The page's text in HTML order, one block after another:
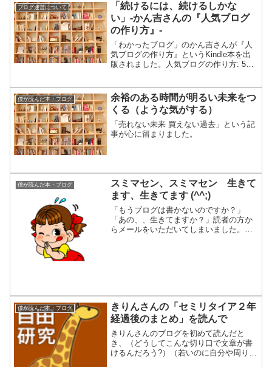
ブログ運営について
「続けるには、続けるしかな
い」-かん吉さんの『人気ブログ
の作り方』-
「わかったブログ」のかん吉さんが『人
気ブログの作り方』というKindle本を出
版されました。人気ブログの作り方: 5ヶ
Kindle ■前回「...
僕が読んだ本・ブログ
余裕のある時間が明るい未来をつ
くる（ような気がする）
「売れない未来 買えない過去」という記
事が心に留まりました。
僕が読んだ本・ブログ
スミマセン、スミマセン 生きて
ます、生きてます (^^;)
「もうブログは書かないのですか？」
「あの、、生きてますか？」読者の方か
らメールをいただいてしまいました。ス
僕が読んだ本・ブログ
きりんさんの「セミリタイア２年
経過後のまとめ」を読んで
きりんさんのブログを初めて読んだと
き、（どうしてこんな切り口で文章が書
けるんだろう?）（若いのに自分や周りが